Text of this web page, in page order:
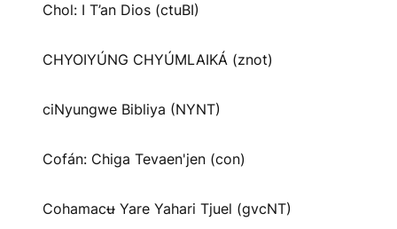
Chol: I T’an Dios (ctuBI)
CHYOIYÚNG CHYÚMLAIKÁ (znot)
ciNyungwe Bibliya (NYNT)
Cofán: Chiga Tevaen'jen (con)
Cohamacʉ Yare Yahari Tjuel (gvcNT)